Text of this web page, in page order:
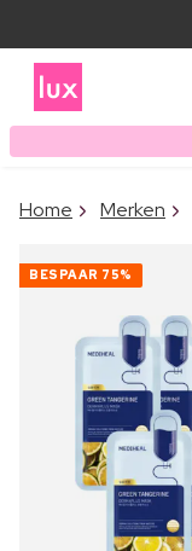
Home Merken
BESPAAR 75%